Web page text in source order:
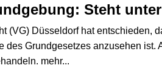
Steht
(VG) Düsseldorf hat entschieden,
des Grundgesetzes anzusehen
mehr...